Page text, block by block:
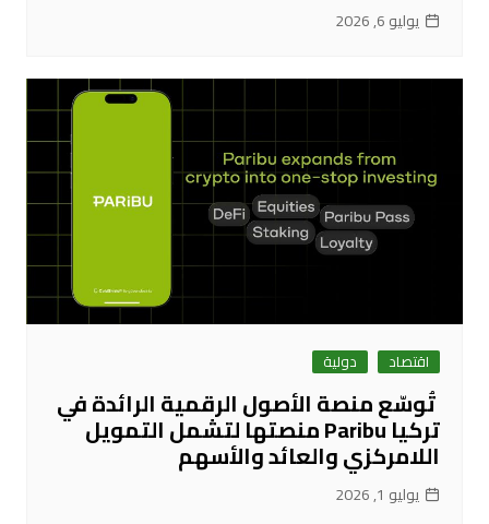
يوليو 6, 2026
اقتصاد دولية
تُوسّع منصة الأصول الرقمية الرائدة في
تركيا Paribu منصتها لتشمل التمويل
اللامركزي والعائد والأسهم
يوليو 1, 2026